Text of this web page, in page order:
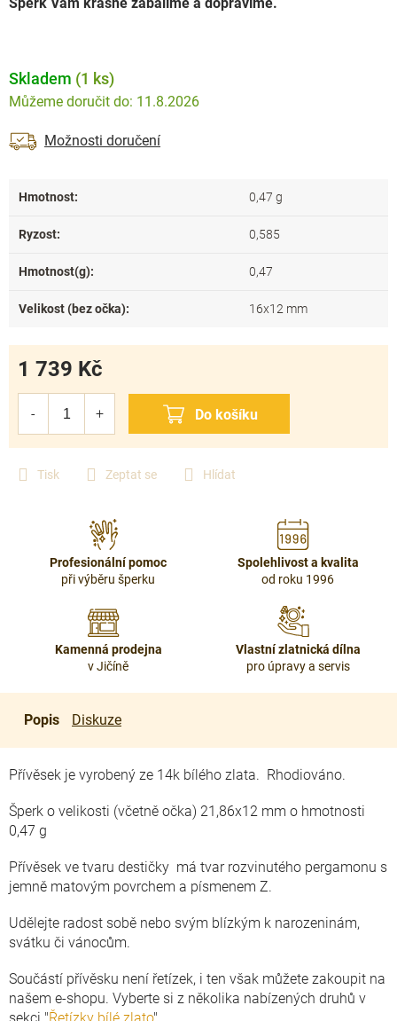
Tisk Zeptat se Hlídat
Skladem (1 ks)
11.8.2026
Možnosti doručení
1 739 Kč
Hmotnost: 0,47 g
Ryzost: 0,585
Hmotnost(g): 0,47
Velikost (bez očka): 16x12 mm
Profesionální pomoc
při výběru šperku
Spolehlivost a kvalita
od roku 1996
Kamenná prodejna
v Jičíně
Vlastní zlatnická dílna
pro úpravy a servis
Popis Diskuze
Přívěsek je vyrobený ze 14k bílého zlata. Rhodiováno.
Šperk o velikosti (včetně očka) 21,86x12 mm o hmotnosti
0,47 g
Přívěsek ve tvaru destičky má tvar rozvinutého pergamonu s
jemně matovým povrchem a písmenem Z.
Udělejte radost sobě nebo svým blízkým k narozeninám,
svátku či vánocům.
Součástí přívěsku není řetízek, i ten však můžete zakoupit na
našem e-shopu. Vyberte si z několika nabízených druhů v